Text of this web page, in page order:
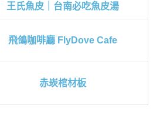
王氏魚皮｜台南必吃魚皮湯
飛鴿咖啡廳 FlyDove Cafe
赤崁棺材板